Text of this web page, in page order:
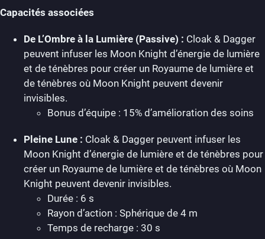
Capacités associées
De L’Ombre à la Lumière (Passive) : Cloak & Dagger
peuvent infuser les Moon Knight d’énergie de lumière
et de ténèbres pour créer un Royaume de lumière et
de ténèbres où Moon Knight peuvent devenir
invisibles.
Bonus d’équipe : 15% d’amélioration des soins
Pleine Lune : Cloak & Dagger peuvent infuser les
Moon Knight d’énergie de lumière et de ténèbres pour
créer un Royaume de lumière et de ténèbres où Moon
Knight peuvent devenir invisibles.
Durée : 6 s
Rayon d’action : Sphérique de 4 m
Temps de recharge : 30 s